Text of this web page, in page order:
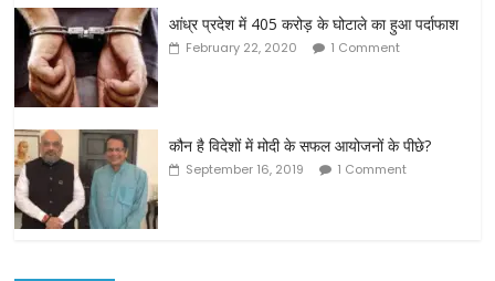
आंध्र प्रदेश में 405 करोड़ के घोटाले का हुआ पर्दाफाश
February 22, 2020 1 Comment
कौन है विदेशों में मोदी के सफल आयोजनों के पीछे?
September 16, 2019 1 Comment